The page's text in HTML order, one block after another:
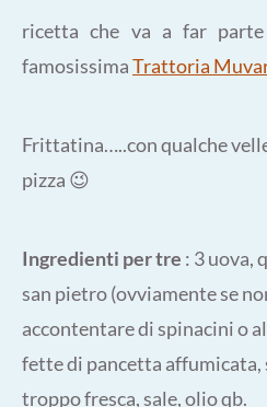
ricetta che va a far parte
famosissimaTrattoria
Frittatina…..con qualche
pizza 😉
Ingredienti per tre : 3 uova,
san pietro (ovviamente se
accontentare di spinacini o
fette di pancetta affumicata,
troppo fresca, sale, olio qb.